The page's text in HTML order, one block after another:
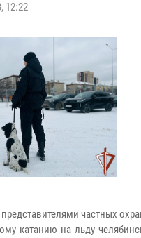
12:22
частных
катанию на льду